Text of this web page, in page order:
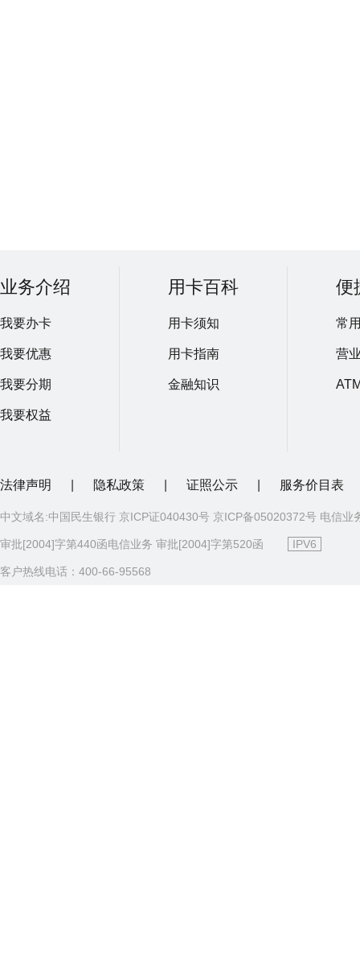
业务介绍
我要办卡
我要优惠
我要分期
我要权益
用卡百科
用卡须知
用卡指南
金融知识
便
常
营
法律声明 隐私政策 证照公示 服务价目表
中文域名:中国民生银行 京ICP证040430号 京ICP备05020372号 电信业
审批[2004]字第440函电信业务 审批[2004]字第520函 IPV6
客户热线电话：400-66-95568